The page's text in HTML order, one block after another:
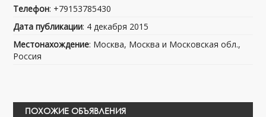
Телефон: +79153785430
Дата публикации: 4 декабря 2015
Местонахождение: Москва, Москва и Московская обл.,
Россия
ПОХОЖИЕ ОБЪЯВЛЕНИЯ